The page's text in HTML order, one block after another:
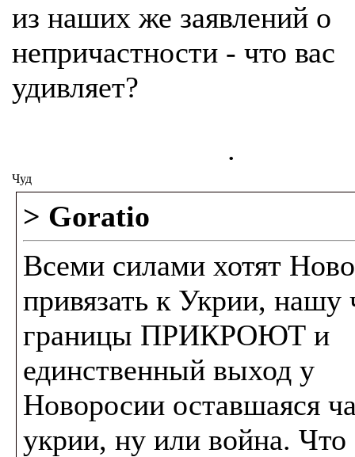
из наших же заявлений о
непричастности - что вас
удивляет?
.
Чуд
> Goratio
Всеми силами хотят
привязать к Укрии, нашу
границы ПРИКРОЮТ и
единственный выход у
Новоросии оставшаяся
укрии, ну или война. Что